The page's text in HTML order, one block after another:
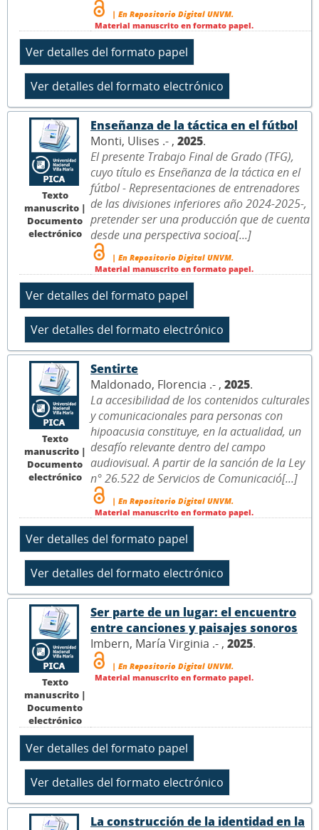
| En Repositorio Digital UNVM.
Material manuscrito en formato papel.
Texto
manuscrito |
Documento
electrónico
Enseñanza de la táctica en el fútbol
Monti, Ulises .- , 2025.
El presente Trabajo Final de Grado (TFG),
cuyo título es Enseñanza de la táctica en el
fútbol - Representaciones de entrenadores
de las divisiones inferiores año 2024-2025-,
pretender ser una producción que de cuenta
desde una perspectiva socioa[...]
| En Repositorio Digital UNVM.
Material manuscrito en formato papel.
Texto
manuscrito |
Documento
electrónico
Sentirte
Maldonado, Florencia .- , 2025.
La accesibilidad de los contenidos culturales
y comunicacionales para personas con
hipoacusia constituye, en la actualidad, un
desafío relevante dentro del campo
audiovisual. A partir de la sanción de la Ley
n° 26.522 de Servicios de Comunicació[...]
| En Repositorio Digital UNVM.
Material manuscrito en formato papel.
Texto
manuscrito |
Documento
electrónico
Ser parte de un lugar: el encuentro
entre canciones y paisajes sonoros
Imbern, María Virginia .- , 2025.
| En Repositorio Digital UNVM.
Material manuscrito en formato papel.
La construcción de la identidad en la